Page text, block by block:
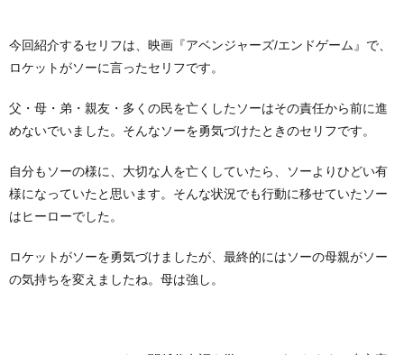
今回紹介するセリフは、映画『アベンジャーズ/エンドゲーム』で、
ロケットがソーに言ったセリフです。
父・母・弟・親友・多くの民を亡くしたソーはその責任から前に進
めないでいました。そんなソーを勇気づけたときのセリフです。
自分もソーの様に、大切な人を亡くしていたら、ソーよりひどい有
様になっていたと思います。そんな状況でも行動に移せていたソー
はヒーローでした。
ロケットがソーを勇気づけましたが、最終的にはソーの母親がソー
の気持ちを変えましたね。母は強し。